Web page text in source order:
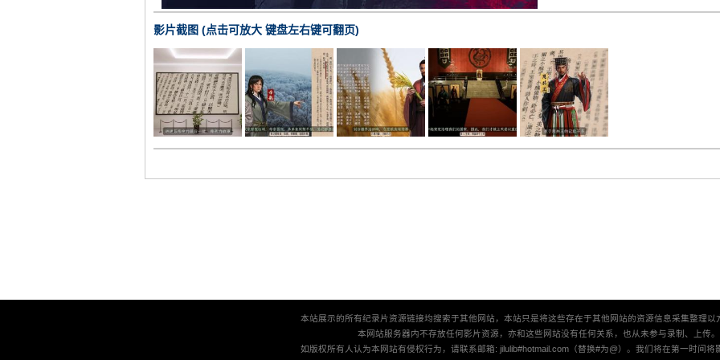
影片截图 (点击可放大 键盘左右键可翻页)
本站展示的所有纪录片资源链接均搜索于其他网站，本站只是将这些存在于其他网站的资源信息采集整理以
本网站服务器内不存放任何影片资源，亦和这些网站没有任何关系，也从未参与录制、上传。
如版权所有人认为本网站有侵权行为，请联系邮箱: jilulib#hotmail.com（替换#为@）。我们将在第一时间将